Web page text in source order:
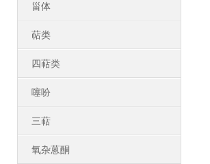
甾体
萜类
四萜类
噻吩
三萜
氧杂蒽酮